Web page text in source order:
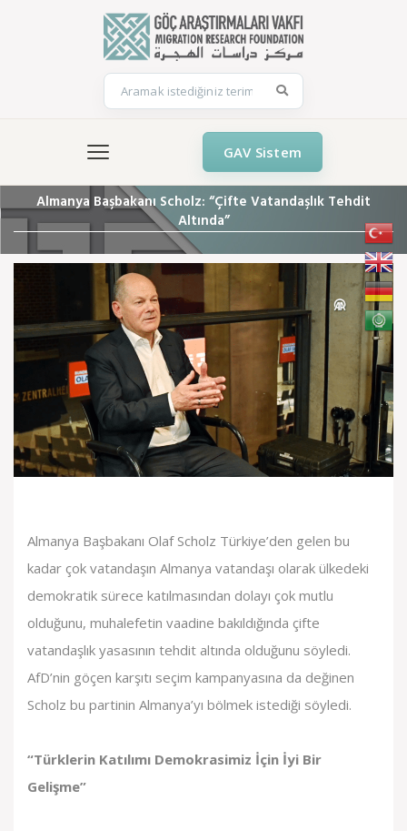
GAV Sistem
Almanya Başbakanı Scholz: “Çifte Vatandaşlık Tehdit
Altında”
Almanya Başbakanı Olaf Scholz Türkiye’den gelen bu
kadar çok vatandaşın Almanya vatandaşı olarak ülkedeki
demokratik sürece katılmasından dolayı çok mutlu
olduğunu, muhalefetin vaadine bakıldığında çifte
vatandaşlık yasasının tehdit altında olduğunu söyledi.
AfD’nin göçen karşıtı seçim kampanyasına da değinen
Scholz bu partinin Almanya’yı bölmek istediği söyledi.
“Türklerin Katılımı Demokrasimiz İçin İyi Bir
Gelişme”